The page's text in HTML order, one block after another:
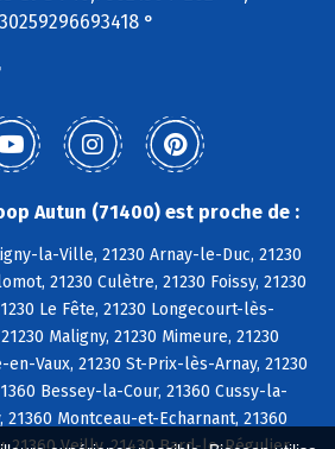
°
Autun (71400) est proche de :
la-Ville, 21230 Arnay-le-Duc, 21230
21230 Culètre, 21230 Foissy, 21230
Le Fête, 21230 Longecourt-lès-
Maligny, 21230 Mimeure, 21230
en-Vaux, 21230 St-Prix-lès-Arnay, 21230
Bessey-la-Cour, 21360 Cussy-la-
21360 Montceau-et-Echarnant, 21360